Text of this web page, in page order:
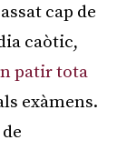
cap de
caòtic,
patir tota
exàmens.